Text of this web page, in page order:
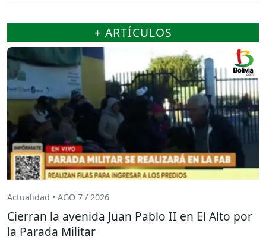
+ ARTÍCULOS
Actualidad • AGO 7 / 2026
Cierran la avenida Juan Pablo II en El Alto por
la Parada Militar